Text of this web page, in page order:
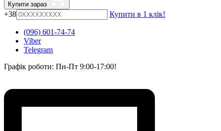
Купити зараз
+38 Купити в 1 клік!
(096) 601-74-74
Viber
Telegram
Графік роботи: Пн-Пт 9:00-17:00!